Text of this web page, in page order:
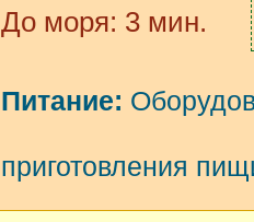
До моря: 3 мин.
Питание:
приготовления